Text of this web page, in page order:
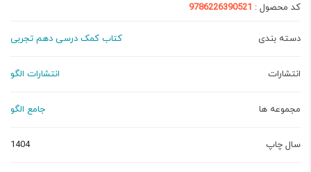
کد محصول : 9786226390521
دسته بندی کتاب کمک درسی دهم تجربی
انتشارات انتشارات الگو
مجموعه ها جامع الگو
سال چاپ 1404